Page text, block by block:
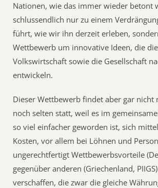
Nationen, wie das immer wieder betont
schlussendlich nur zu einem
führt, wie wir ihn derzeit erleben,
Wettbewerb um innovative Ideen, die
Volkswirtschaft sowie die Gesellschaft
entwickeln.
Dieser Wettbewerb findet aber gar nicht
noch selten statt, weil es im
so viel einfacher geworden ist, sich
Kosten, vor allem bei Löhnen und
ungerechtfertigt Wettbewerbsvorteile
gegenüber anderen (Griechenland,
verschaffen, die zwar die gleiche